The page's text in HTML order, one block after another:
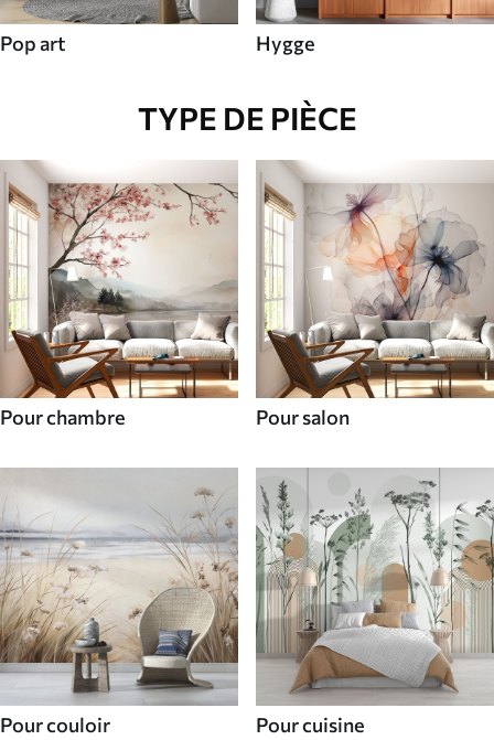
Pop art Hygge
TYPE DE PIÈCE
Pour chambre Pour salon
Pour couloir Pour cuisine